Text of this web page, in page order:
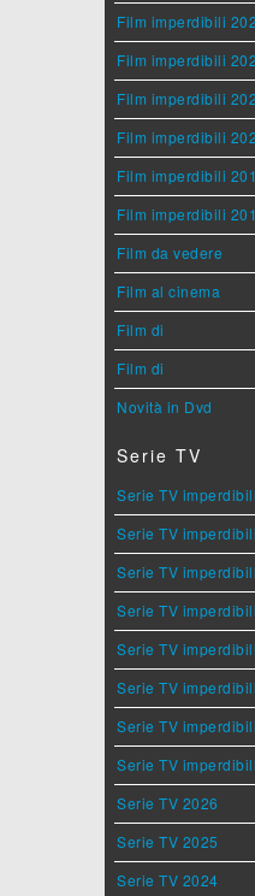
Film imperdibili
Film imperdibili
Film imperdibili
Film imperdibili
Film imperdibili
Film imperdibili
Film da vedere
Film al cinema
Film di
Film di
Novità in Dvd
Serie TV
Serie TV
Serie TV
Serie TV
Serie TV
Serie TV
Serie TV
Serie TV
Serie TV
Serie TV 2026
Serie TV 2025
Serie TV 2024